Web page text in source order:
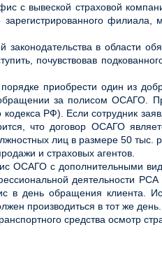
с вывеской страховой
в области
почувствовав
приобрести один из
обращении за полисом ОСАГО.
кодекса РФ). Если сотрудник
что договор ОСАГО
лиц в размере 50 тыс.
и страховых агентов.
ОСАГО с дополнительными
деятельности
в день обращения клиента.
производиться в тот же
средства осмотр